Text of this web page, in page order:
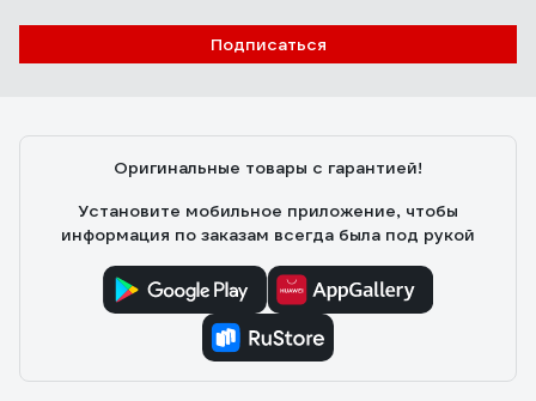
Подписаться
Оригинальные товары с гарантией!
Установите мобильное приложение, чтобы
информация по заказам всегда была под рукой